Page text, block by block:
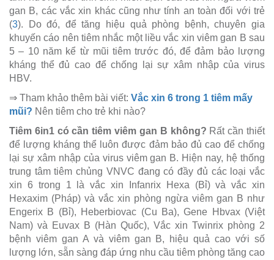
gan B, các vắc xin khác cũng như tính an toàn đối với trẻ
(3). Do đó, để tăng hiệu quả phòng bệnh, chuyên gia
khuyến cáo nên tiêm nhắc một liều vắc xin viêm gan B sau
5 – 10 năm kể từ mũi tiêm trước đó, để đảm bảo lượng
kháng thể đủ cao để chống lại sự xâm nhập của virus
HBV.
⇒ Tham khảo thêm bài viết: Vắc xin 6 trong 1 tiêm mấy
mũi? Nên tiêm cho trẻ khi nào?
Tiêm 6in1 có cần tiêm viêm gan B không? Rất cần thiết
để lượng kháng thể luôn được đảm bảo đủ cao để chống
lại sự xâm nhập của virus viêm gan B. Hiện nay, hệ thống
trung tâm tiêm chủng VNVC đang có đầy đủ các loại vắc
xin 6 trong 1 là vắc xin Infanrix Hexa (Bỉ) và vắc xin
Hexaxim (Pháp) và vắc xin phòng ngừa viêm gan B như
Engerix B (Bỉ), Heberbiovac (Cu Ba), Gene Hbvax (Việt
Nam) và Euvax B (Hàn Quốc), Vắc xin Twinrix phòng 2
bệnh viêm gan A và viêm gan B, hiệu quả cao với số
lượng lớn, sẵn sàng đáp ứng nhu cầu tiêm phòng tăng cao